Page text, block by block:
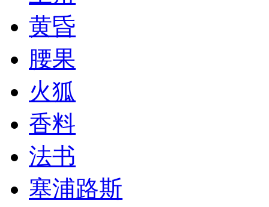
黄昏
腰果
火狐
香料
法书
塞浦路斯